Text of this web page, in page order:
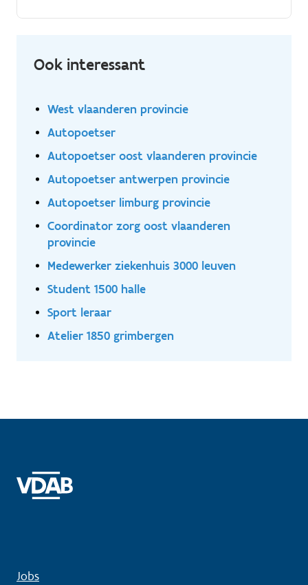
Zorgen voor absolute kwaliteit bij elke aflevering.
Ook interessant
West vlaanderen provincie
Autopoetser
Autopoetser oost vlaanderen provincie
Autopoetser antwerpen provincie
Autopoetser limburg provincie
Coordinator zorg oost vlaanderen
provincie
Medewerker ziekenhuis 3000 leuven
Student 1500 halle
Sport leraar
Atelier 1850 grimbergen
Jobs